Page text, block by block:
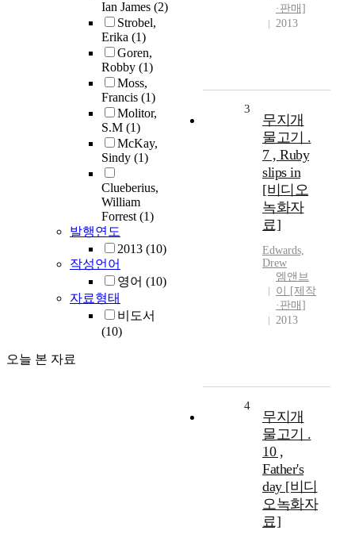
Ian James (2)
Strobel,
Erika (1)
Goren,
Robby (1)
Moss,
Francis (1)
Molitor,
S.M (1)
McKay,
Sindy (1)
Clueberius,
William
Forrest(1)
발행연도
2013 (10)
작성언어
영어 (10)
자료형태
비도서
(10)
오늘 본 자료
·판매]
2013
3
무지개
물고기 .
7 , Ruby
slips in
[비디오
녹화자
료]
Edwards,
Drew
엠앤브
이 [제작
·판매]
2013
4
무지개
물고기 .
10 ,
Father's
day [비디
오녹화자
료]